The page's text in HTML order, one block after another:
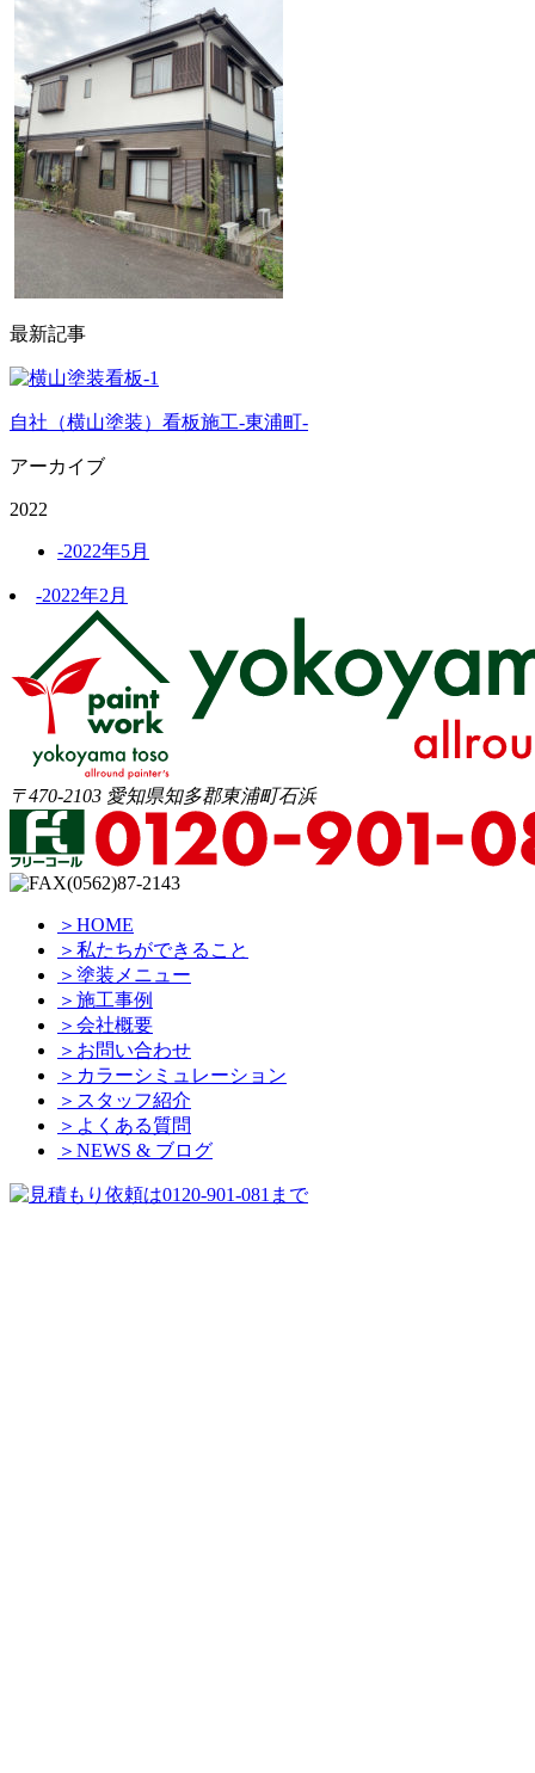
最新記事
自社（横山塗装）看板施工-東浦町-
アーカイブ
2022
-2022年5月
-2022年2月
〒470-2103 愛知県知多郡東浦町石浜
＞HOME
＞私たちができること
＞塗装メニュー
＞施工事例
＞会社概要
＞お問い合わせ
＞カラーシミュレーション
＞スタッフ紹介
＞よくある質問
＞NEWS & ブログ